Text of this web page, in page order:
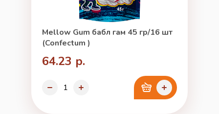
Mellow Gum бабл гам 45 гр/16 шт
(Confectum )
64.23 р.